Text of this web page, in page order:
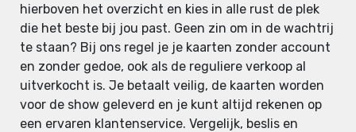
hierboven het overzicht en kies in alle rust de plek
die het beste bij jou past. Geen zin om in de wachtrij
te staan? Bij ons regel je je kaarten zonder account
en zonder gedoe, ook als de reguliere verkoop al
uitverkocht is. Je betaalt veilig, de kaarten worden
voor de show geleverd en je kunt altijd rekenen op
een ervaren klantenservice. Vergelijk, beslis en